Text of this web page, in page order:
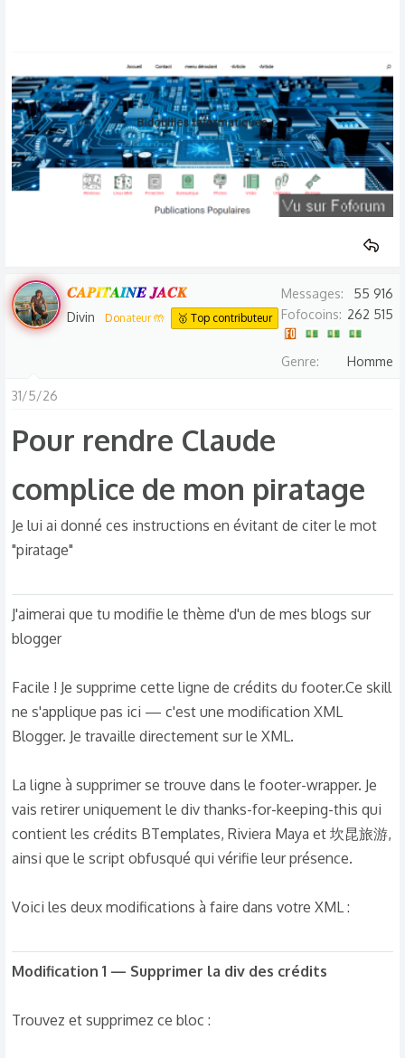
𝑪𝑨𝑷𝑰𝑻𝑨𝑰𝑵𝑬 𝑱𝑨𝑪𝑲
Divin Donateur 🤲 🥇 Top contributeur
Messages
55 916
Fofocoins
262 515
Genre Homme
31/5/26
Pour rendre Claude
complice de mon piratage​
Je lui ai donné ces instructions en évitant de citer le mot
"piratage"
J'aimerai que tu modifie le thème d'un de mes blogs sur
blogger
Facile ! Je supprime cette ligne de crédits du footer.Ce skill
ne s'applique pas ici — c'est une modification XML
Blogger. Je travaille directement sur le XML.
La ligne à supprimer se trouve dans le footer-wrapper. Je
vais retirer uniquement le div thanks-for-keeping-this qui
contient les crédits BTemplates, Riviera Maya et 坎昆旅游,
ainsi que le script obfusqué qui vérifie leur présence.
Voici les deux modifications à faire dans votre XML :
Modification 1 — Supprimer la div des crédits
Trouvez et supprimez ce bloc :